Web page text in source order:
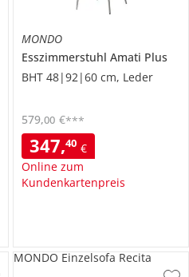
MONDO
Esszimmerstuhl Amati Plus
BHT 48|92|60 cm, Leder
347,40 €
Online zum
Kundenkartenpreis
579,00 €***
MONDO Einzelsofa Recita